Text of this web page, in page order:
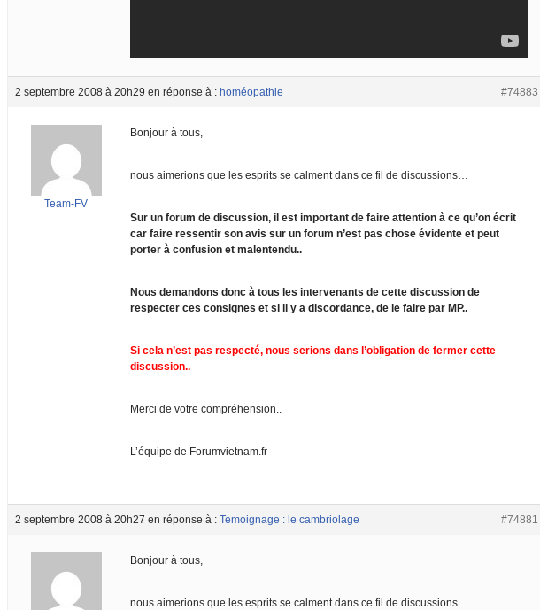
2 septembre 2008 à 20h29 en réponse à : homéopathie #74883
Team-FV
Bonjour à tous,
nous aimerions que les esprits se calment dans ce fil de discussions…
Sur un forum de discussion, il est important de faire attention à ce qu’on écrit
car faire ressentir son avis sur un forum n’est pas chose évidente et peut
porter à confusion et malentendu..
Nous demandons donc à tous les intervenants de cette discussion de
respecter ces consignes et si il y a discordance, de le faire par MP..
Si cela n’est pas respecté, nous serions dans l’obligation de fermer cette
discussion..
Merci de votre compréhension..
L’équipe de Forumvietnam.fr
2 septembre 2008 à 20h27 en réponse à : Temoignage : le cambriolage #74881
Bonjour à tous,
nous aimerions que les esprits se calment dans ce fil de discussions…